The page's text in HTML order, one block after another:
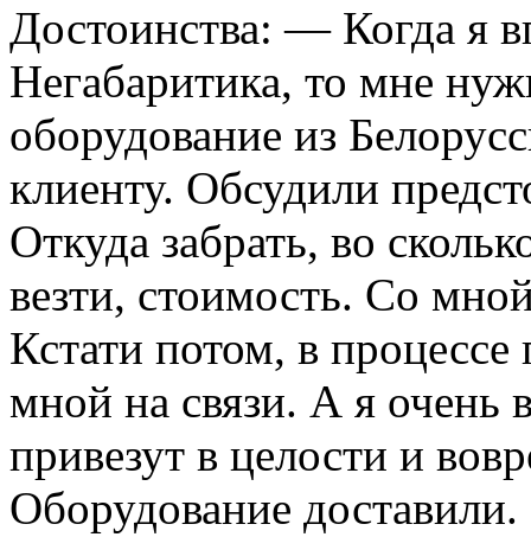
Достоинства: — Когда я
Негабаритика, то мне
оборудование из
клиенту. Обсудили
Откуда забрать, во
везти, стоимость. Со
Кстати потом, в
мной на связи. А я очень
привезут в целости и
Оборудование